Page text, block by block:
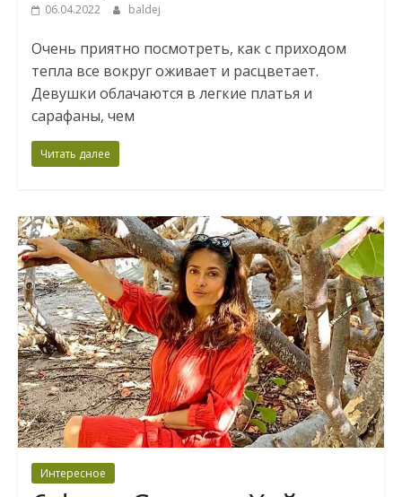
06.04.2022 baldej
Очень приятно посмотреть, как с приходом
тепла все вокруг оживает и расцветает.
Девушки облачаются в легкие платья и
сарафаны, чем
Читать далее
Интересное